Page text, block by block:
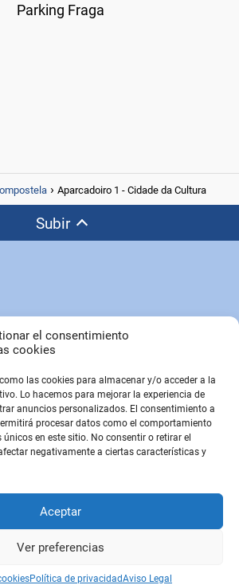
el consentimiento
cookies
las cookies para almacenar y/o acceder a la
Lo hacemos para mejorar la experiencia de
anuncios personalizados. El consentimiento a
procesar datos como el comportamiento
en este sitio. No consentir o retirar el
negativamente a ciertas características y
Aceptar
Ver preferencias
Política de privacidadAviso Legal
Parking Fraga
Aparcadoiro 1 - Cidade da Cultura
Subir